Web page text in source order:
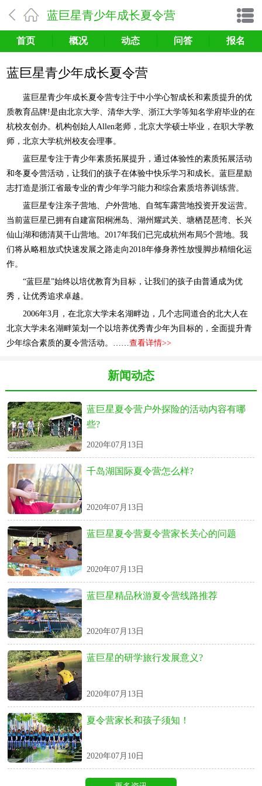
蓝巨星青少年成长夏令营
首页 概况 动态 问答 报名
蓝巨星青少年成长夏令营
蓝巨星青少年成长夏令营专注于中小学心智成长和素质提升的优
质教育品牌!是由北京大学、清华大学、浙江大学等知名学府毕业的在
杭校友创办。机构创始人Allen老师，北京大学硕士毕业，在职大学教
师，北京大学杭州校友会理事。
蓝巨星专注于青少年素质拓展提升，通过体验性的素质拓展活动
和冬夏令营活动，让我们的孩子在体验中快乐学习和成长。蓝巨星励
志打造是浙江省最专业的青少年学习能力和综合素质培养训练营。
蓝巨星专注亲子营地、户外营地、自驾车露营地投资开发运营。
当前蓝巨星已拥有自建富阳桐洲岛、湖州耀武关、塘栖琵琶湾、长兴
仙山湖和德清莫干山营地。2017年我们已完成杭州布局5个营地。我
们将从略粗放式快速发展之路走向2018年修身养性放慢脚步精细化运
作。
“蓝巨星”始终以培优教育为目标，让我们的孩子由普通成为优
秀，让优秀追求卓越。
2006年3月，在北京大学未名湖畔边，几个志同道合的北大人在
北京大学未名湖畔策划一个以培养优秀青少年为目标的，全面提升青
少年综合素质的夏令营活动。……查看详情>>
新闻动态
蓝巨星夏令营户外探险的活动内容有哪
些?
2020年07月13日
千岛湖国际夏令营怎么样?
2020年07月13日
蓝巨星夏令营夏令营家长关心的问题
2020年07月13日
蓝巨星精品秋游夏令营线路推荐
2020年07月13日
蓝巨星的研学旅行发展意义?
2020年07月13日
夏令营家长和孩子须知！
2020年07月10日